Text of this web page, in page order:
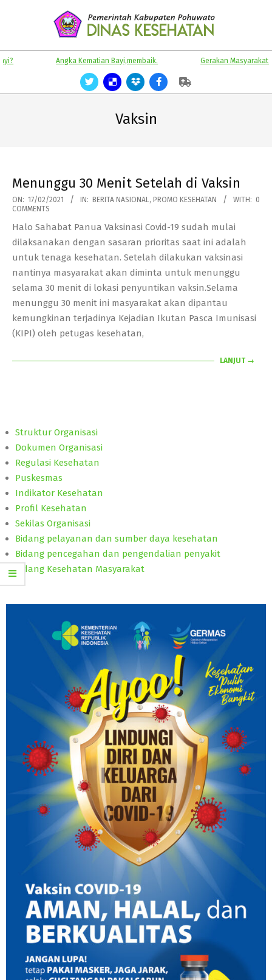
KABUPATEN
POHUWATO
Primary
Angka Kematian Bayi,membaik. Gerakan Masyarakat
Vaksin
Menunggu 30 Menit Setelah di Vaksin
2021-
02-
17
ON: 17/02/2021 IN: BERITA NASIONAL, PROMO KESEHATAN WITH: 0
COMMENTS
Halo Sahabat Panua Vaksinasi Covid-19 sudah mulai
dilaksanakan dengan sasaran prioritas saat ini adalah
untuk tenaga kesehatan. Setelah dilakukan vaksinasi
nantinya masyarakat akan diminta untuk menunggu
selama 30 menit di lokasi penyuntikan vaksin.Selama
menunggu 30 menit ini masyarakat akan dipantau
kemungkinan terjadinya Kejadian Ikutan Pasca Imunisasi
(KIPI) oleh petugas kesehatan,
LANJUT →
Struktur Organisasi
Dokumen Organisasi
Regulasi Kesehatan
Puskesmas
Indikator Kesehatan
Profil Kesehatan
Sekilas Organisasi
Bidang pelayanan dan sumber daya kesehatan
Bidang pencegahan dan pengendalian penyakit
Bidang Kesehatan Masyarakat